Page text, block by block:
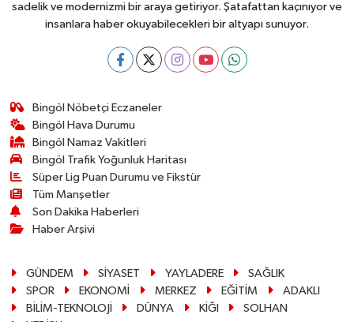
sadelik ve modernizmi bir araya getiriyor. Şatafattan kaçınıyor ve
insanlara haber okuyabilecekleri bir altyapı sunuyor.
Bingöl Nöbetçi Eczaneler
Bingöl Hava Durumu
Bingöl Namaz Vakitleri
Bingöl Trafik Yoğunluk Haritası
Süper Lig Puan Durumu ve Fikstür
Tüm Manşetler
Son Dakika Haberleri
Haber Arşivi
GÜNDEM SİYASET YAYLADERE
SAĞLIK
SPOR
EKONOMİ MERKEZ EĞİTİM
ADAKLI
BİLİM-TEKNOLOJİ
DÜNYA KİĞI
SOLHAN